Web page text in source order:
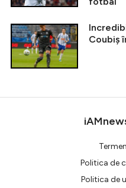
Coubiș
Politica de
Politica de